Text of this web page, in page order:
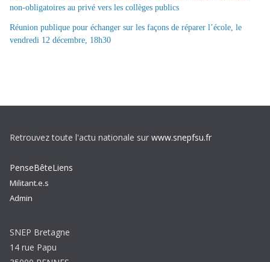
non-obligatoires au privé vers les collèges publics
Réunion publique pour échanger sur les façons de réparer l’école, le
vendredi 12 décembre, 18h30
Retrouvez toute l'actu nationale sur www.snepfsu.fr
PenseBêteLiens
Militant.e.s
Admin
SNEP Bretagne
14 rue Papu